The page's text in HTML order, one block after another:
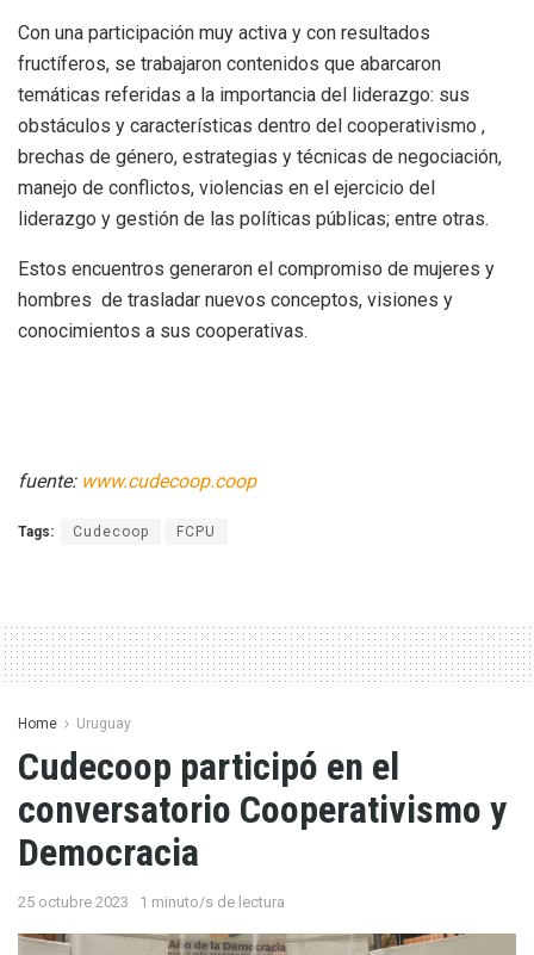
Con una participación muy activa y con resultados
fructíferos, se trabajaron contenidos que abarcaron
temáticas referidas a la importancia del liderazgo: sus
obstáculos y características dentro del cooperativismo ,
brechas de género, estrategias y técnicas de negociación,
manejo de conflictos, violencias en el ejercicio del
liderazgo y gestión de las políticas públicas; entre otras.
Estos encuentros generaron el compromiso de mujeres y
hombres de trasladar nuevos conceptos, visiones y
conocimientos a sus cooperativas.
fuente: www.cudecoop.coop
Tags: Cudecoop FCPU
Home Uruguay
Cudecoop participó en el
conversatorio Cooperativismo y
Democracia
25 octubre 2023 1 minuto/s de lectura